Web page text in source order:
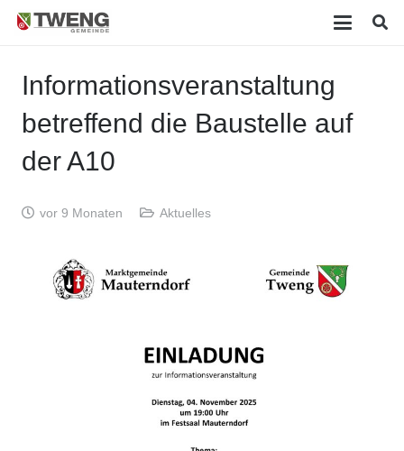
Informationsveranstaltung
betreffend die Baustelle auf
der A10
vor 9 Monaten Aktuelles